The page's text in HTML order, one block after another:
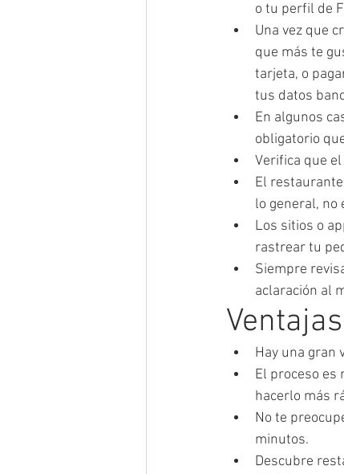
o tu perfil de
Una vez que
que más te
tarjeta, o
tus datos
En algunos
obligatorio
Verifica que
El
lo general, no
Los sitios o
rastrear tu
Siempre
aclaración al
Hay una gran
El proceso es
hacerlo más
No te
minutos.
Descubre